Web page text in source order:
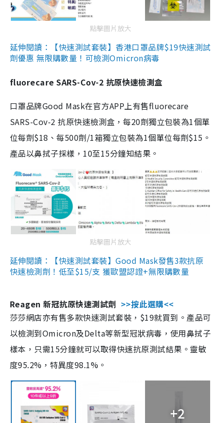
點擊圖片放大
延伸閱讀：【快速測試套裝】香港口罩品牌$19快速測試
劑優惠 無限購數量！可檢測Omicron病毒
fluorecare SARS-Cov-2 抗原快速檢測盒
口罩品牌Good Mask在官方APP上有售fluorecare
SARS-Cov-2 抗原快速檢測盒，每20劑獨立包裝為1個單
位每劑$18、每500劑/1箱獨立包裝為1個單位每劑$15。
產品以鼻拭子採樣，10至15分鐘知結果。
點擊圖片放大
延伸閱讀：【快速測試套裝】Good Mask發售3款抗原
快速檢測劑！低至$15/支 獲歐盟認證+無限購數量
Reagen 新冠抗原快速測試劑 >>按此選購<<
莎莎網店亦有售多款快速測試套裝，$19就買到。產品可
以檢測到Omicron及Delta等新型冠狀病毒，使用鼻拭子
樣本，只需15分鐘就可以取得快速抗原測試結果。靈敏
度95.2%，特異度98.1%。
+2